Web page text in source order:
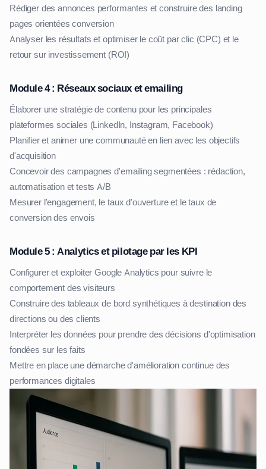
Rédiger des annonces performantes et construire des landing
pages orientées conversion
Analyser les résultats et optimiser le coût par clic (CPC) et le
retour sur investissement (ROI)
Module 4 : Réseaux sociaux et emailing
Élaborer une stratégie de contenu pour les principales
plateformes sociales (LinkedIn, Instagram, Facebook)
Planifier et animer une communauté en lien avec les objectifs
d'acquisition
Concevoir des campagnes d'emailing segmentées : rédaction,
automatisation et tests A/B
Mesurer l'engagement, le taux d'ouverture et le taux de
conversion des envois
Module 5 : Analytics et pilotage par les KPI
Configurer et exploiter Google Analytics pour suivre le
comportement des visiteurs
Construire des tableaux de bord synthétiques à destination des
directions ou des clients
Interpréter les données pour prendre des décisions d'optimisation
fondées sur les faits
Mettre en place une démarche d'amélioration continue des
performances digitales